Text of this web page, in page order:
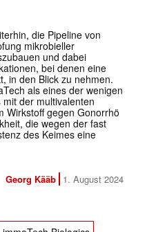
die Pipeline von
mikrobieller
und dabei
bei denen eine
in den Blick zu nehmen.
als eines der wenigen
der multivalenten
Wirkstoff gegen Gonorrhö
die wegen der fast
des Keimes eine
Georg Kääb 1. August 2024